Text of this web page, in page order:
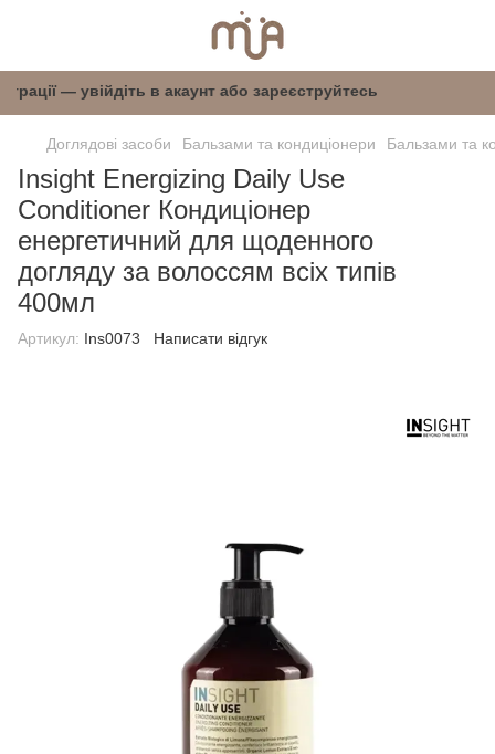
— увійдіть в акаунт або
Доглядові засоби Бальзами та кондиціонери Бальзами та
Insight Energizing Daily Use
Conditioner Кондиціонер
енергетичний для щоденного
догляду за волоссям всіх типів
400мл
Артикул: Ins0073 Написати відгук